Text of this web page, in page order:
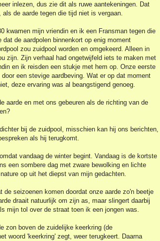
inlezen, dus zie dit als ruwe aantekeningen. Dat
de aarde tegen die tijd niet is vergaan.
kwamen mijn vriendin en ik een Fransman tegen die
de aardpolen binnenkort op enig moment
zou zuidpool worden en omgekeerd. Alleen in
zijn. Zijn verhaal had ongetwijfeld iets te maken met
en ik reisden een stukje met hem op. Onze eerste
een stevige aardbeving. Wat er op dat moment
deze ervaring was al beangstigend genoeg.
aarde en met ons gebeuren als de richting van de
bij de zuidpool, misschien kan hij ons berichten,
als hij terugkomt.
vandaag de winter begint. Vandaag is de kortste
een sombere dag met zware bewolking en lichte
op uit het diepst van mijn gedachten.
de seizoenen komen doordat onze aarde zo'n beetje
draait natuurlijk om zijn as, maar slingert daarbij
mijn tol over de straat toen ik een jongen was.
zon boven de zuidelijke keerkring (de
woord 'keerkring' zegt, weer terugkeert. Daarna